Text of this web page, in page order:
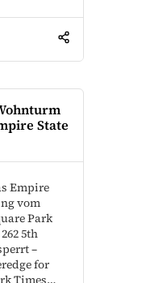
State
Empire
vom
Park
5th
–
for
Times…